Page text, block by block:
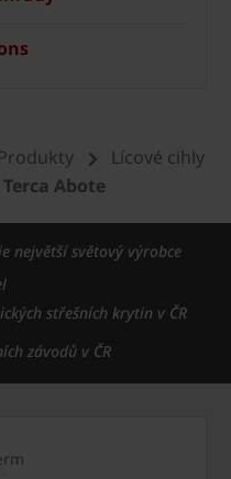
Produkty
Lícové cihly
Terca Abote
největší světový výrobce
střešních krytin v ČR
závodů v ČR